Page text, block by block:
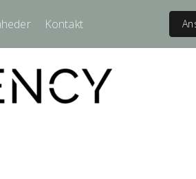
Kontakt